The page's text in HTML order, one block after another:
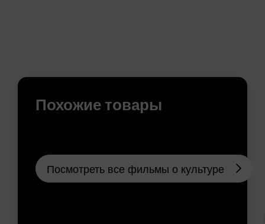
Похожие товары
Посмотреть все фильмы о культуре